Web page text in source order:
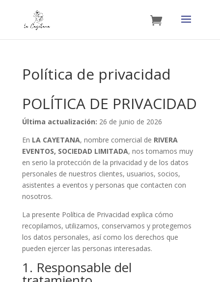
Política de privacidad
POLÍTICA DE PRIVACIDAD
Última actualización: 26 de junio de 2026
En LA CAYETANA, nombre comercial de RIVERA
EVENTOS, SOCIEDAD LIMITADA, nos tomamos muy
en serio la protección de la privacidad y de los datos
personales de nuestros clientes, usuarios, socios,
asistentes a eventos y personas que contacten con
nosotros.
La presente Política de Privacidad explica cómo
recopilamos, utilizamos, conservamos y protegemos
los datos personales, así como los derechos que
pueden ejercer las personas interesadas.
1. Responsable del